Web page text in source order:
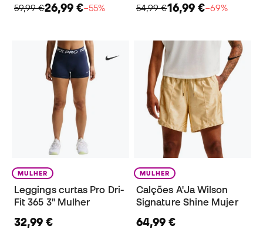
59,99 €26,99 €−55%
54,99 €16,99 €−69%
MULHER
Leggings curtas Pro Dri-
Fit 365 3" Mulher
32,99 €
MULHER
Calções A'Ja Wilson
Signature Shine Mujer
64,99 €